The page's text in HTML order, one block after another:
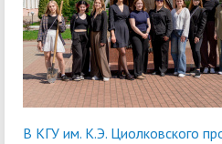
В КГУ им. К.Э. Циолковского